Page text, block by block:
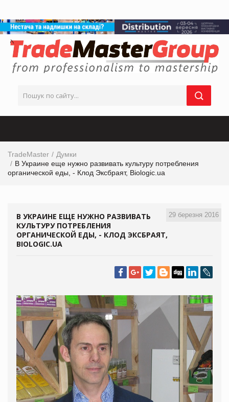
TradeMaster
Думки
В Украине еще нужно развивать культуру потребления
органической еды, - Клод Эксбраят, Biologic.ua
29 березня 2016
В УКРАИНЕ ЕЩЕ НУЖНО РАЗВИВАТЬ
КУЛЬТУРУ ПОТРЕБЛЕНИЯ
ОРГАНИЧЕСКОЙ ЕДЫ, - КЛОД ЭКСБРАЯТ,
BIOLOGIC.UA